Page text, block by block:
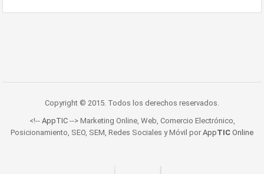
Copyright © 2015. Todos los derechos reservados.
<!-- AppTIC--> Marketing Online, Web, Comercio Electrónico,
Posicionamiento, SEO, SEM, Redes Sociales y Móvil por AppTIC Online